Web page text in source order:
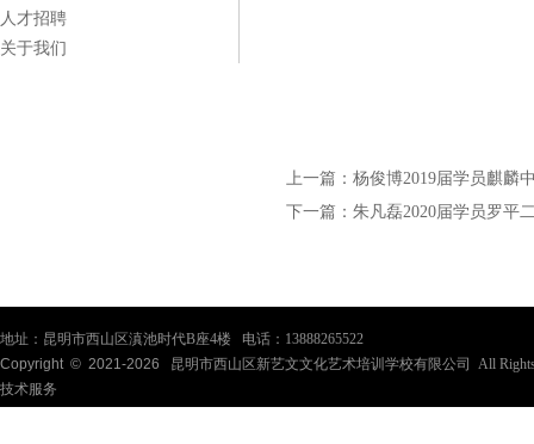
人才招聘
关于我们
上一篇： 杨俊博2019届学员麒麟
下一篇： 朱凡磊2020届学员罗平
地址：昆明市西山区滇池时代B座4楼 电话：13888265522
Copyright © 2021-2026
昆明市西山区新艺文文化艺术培训学校有限公司 All
技术服务